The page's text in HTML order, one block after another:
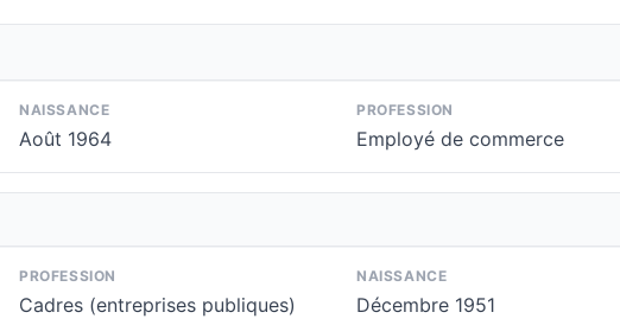
NAISSANCE
Août 1964
PROFESSION
Employé de commerce
PROFESSION
Cadres (entreprises publiques)
NAISSANCE
Décembre 1951